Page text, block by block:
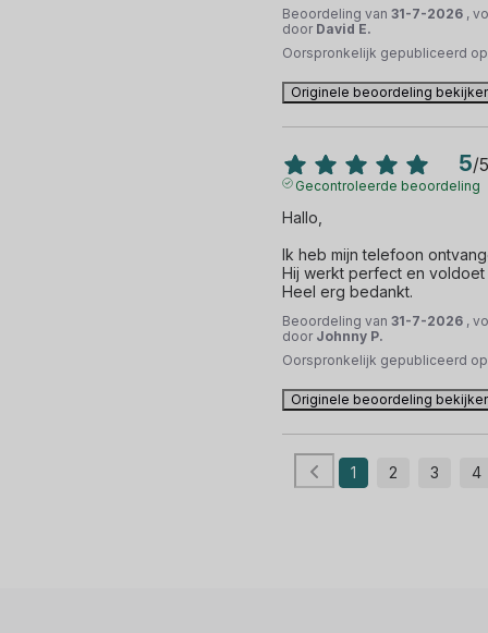
Beoordeling van 31-7-2026 ,
door David E.
Oorspronkelijk gepubliceerd
Originele beoordeling
5/5
Gecontroleerde beoordeling
Hallo,
Ik heb mijn telefoon
Hij werkt perfect en voldoet
Heel erg bedankt.
Beoordeling van 31-7-2026 ,
door Johnny P.
Oorspronkelijk gepubliceerd
Originele beoordeling
1 2 3 4